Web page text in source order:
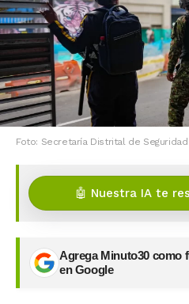
Foto: Secretaría Distrital de Seguridad
🤖 Nuestra IA te
Agrega Minuto30 como
en Google